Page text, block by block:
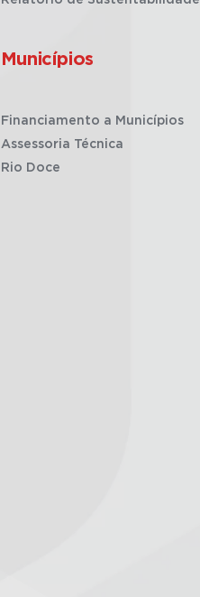
Municípios
Financiamento a Municípios
Assessoria Técnica
Rio Doce